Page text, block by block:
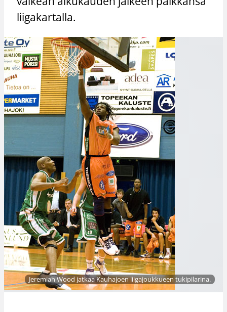
liigakartalla.
Jeremiah Wood jatkaa Kauhajoen liigajoukkueen tukipilarina.